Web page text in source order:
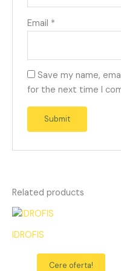
Email *
Save my name,
for the next time I
Related products
IDROFIS
Cere oferta!